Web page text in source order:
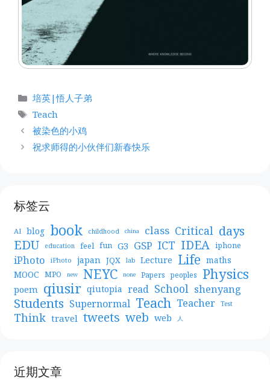
分
类
培英|悟人子弟
标
签
Teach
被染色的小鸡
祝求师得的小伙伴们新春快乐
标签云
AI blog book childhood china class Critical days
EDU education feel fun G3 GSP ICT IDEA iphone
iPhoto iPhoto japan JQX lab Lecture Life maths
MOOC MPO new NEYC none Papers peoples Physics
poem qiusir qiutopia read School shenyang
Students Supernormal Teach Teacher Test
Think travel tweets web web 人
近期文章